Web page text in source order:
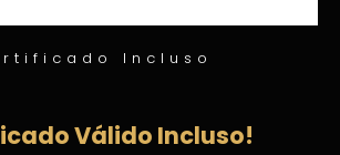
Incluso
Válido Incluso!